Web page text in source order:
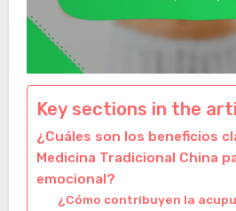
Key sections in the
¿Cuáles son los beneficios
Medicina Tradicional China
emocional?
¿Cómo contribuyen la